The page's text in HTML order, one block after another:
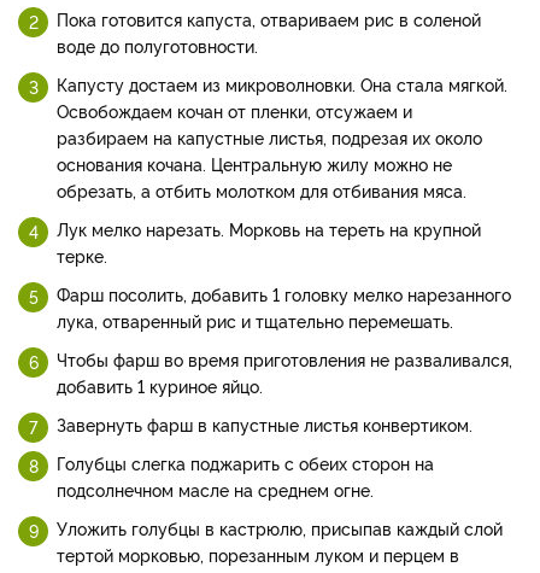
Пока готовится капуста, отвариваем рис в соленой
воде до полуготовности.
Капусту достаем из микроволновки. Она стала мягкой.
Освобождаем кочан от пленки, отсужаем и
разбираем на капустные листья, подрезая их около
основания кочана. Центральную жилу можно не
обрезать, а отбить молотком для отбивания мяса.
Лук мелко нарезать. Морковь на тереть на крупной
терке.
Фарш посолить, добавить 1 головку мелко нарезанного
лука, отваренный рис и тщательно перемешать.
Чтобы фарш во время приготовления не разваливался,
добавить 1 куриное яйцо.
Завернуть фарш в капустные листья конвертиком.
Голубцы слегка поджарить с обеих сторон на
подсолнечном масле на среднем огне.
Уложить голубцы в кастрюлю, присыпав каждый слой
тертой морковью, порезанным луком и перцем в